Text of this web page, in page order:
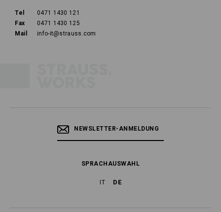
Tel
0471 1430 121
Fax
0471 1430 125
Mail
info-it@strauss.com
NEWSLETTER-ANMELDUNG
SPRACHAUSWAHL
IT DE